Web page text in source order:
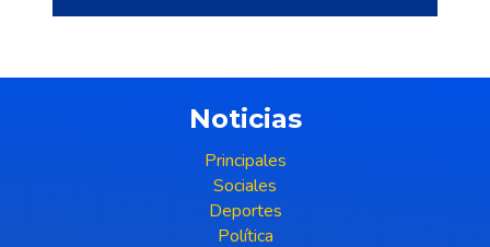
Noticias
Principales
Sociales
Deportes
Política